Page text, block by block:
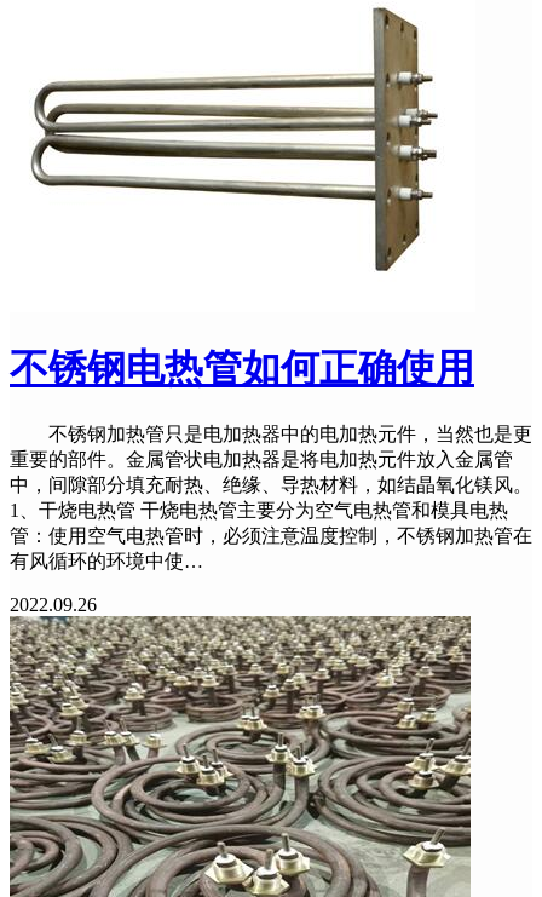
不锈钢电热管如何正确使用
不锈钢加热管只是电加热器中的电加热元件，当然也是更
重要的部件。金属管状电加热器是将电加热元件放入金属管
中，间隙部分填充耐热、绝缘、导热材料，如结晶氧化镁风。
1、干烧电热管 干烧电热管主要分为空气电热管和模具电热
管：使用空气电热管时，必须注意温度控制，不锈钢加热管在
有风循环的环境中使…
2022.09.26